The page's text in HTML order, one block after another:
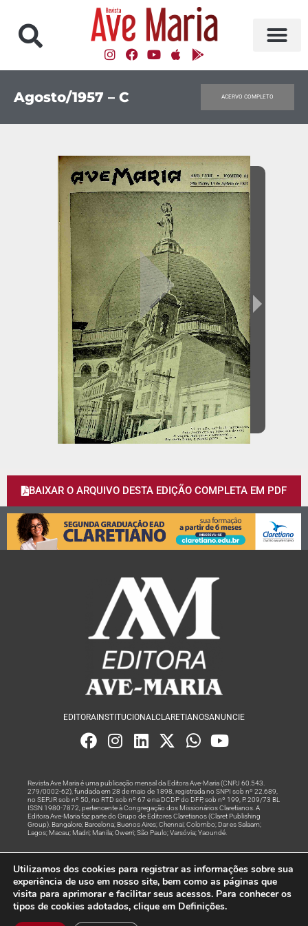
Agosto/1957 – C ACERVO COMPLETO
BAIXAR O ARQUIVO DESTA EDIÇÃO COMPLETA EM PDF
EDITORA INSTITUCIONALCLARETIANOSANUNCIE
Revista Ave Maria é uma publicação mensal da Editora Ave-Maria (CNPJ 60.543.
279/0002-62), fundada em 28 de maio de 1898, registrada no SNPI sob nº 22.689,
no SEPJR sob nº 50, no RTD sob nº 67 e na DCDP do DFP, sob nº 199, P. 209/73 BL
ISSN 1980-7872, pertencente à Congregação dos Missionários Claretianos. A
Editora Ave-Maria faz parte do Grupo de Editores Claretianos (Claret Publishing
Group). Bangalore; Barcelona; Buenos Aires; Chennai; Colombo; Dar es Salaam;
Lagos; Macau; Madri; Manila; Owerri; São Paulo; Varsóvia; Yaoundé.
Rede
© Todos os Direitos Reservados
Utilizamos dos cookies para registrar as informações sobre sua
experiência de uso em nosso site, bem como as páginas que
visita para aprimorar e facilitar seus acessos. Para conhecer os
tipos de cookies adotados, clique em Definições.